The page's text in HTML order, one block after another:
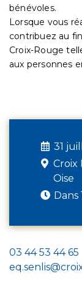
bénévoles.
Lorsque vous
contribuez au
Croix-Rouge
aux personnes
31
Croix
Oise
Dans
03 44 53 44 65